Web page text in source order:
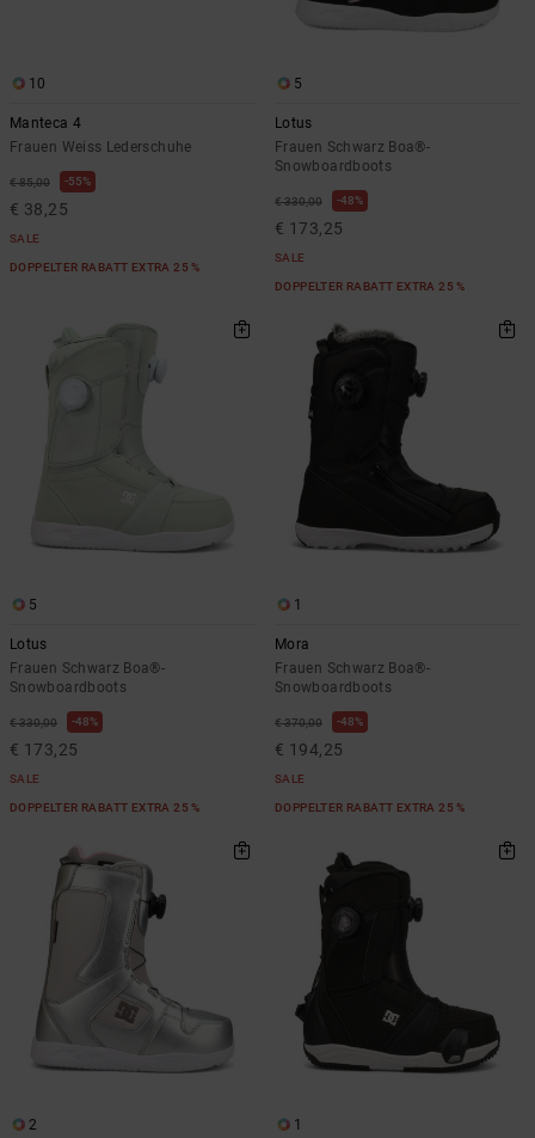
10
Manteca 4
Frauen Weiss Lederschuhe
€ 85,00 55%
€ 38,25
SALE
DOPPELTER RABATT EXTRA 25 %
5
Lotus
Frauen Schwarz Boa®-
Snowboardboots
€ 330,00 48%
€ 173,25
SALE
DOPPELTER RABATT EXTRA 25 %
5
Lotus
Frauen Schwarz Boa®-
Snowboardboots
€ 330,00 48%
€ 173,25
SALE
DOPPELTER RABATT EXTRA 25 %
1
Mora
Frauen Schwarz Boa®-
Snowboardboots
€ 370,00 48%
€ 194,25
SALE
DOPPELTER RABATT EXTRA 25 %
2 1